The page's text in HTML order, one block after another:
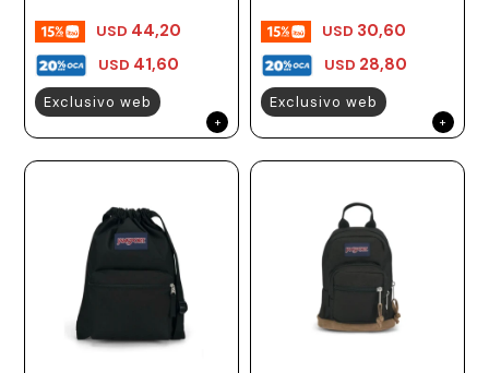
USD 41,60
USD 44,20
Exclusivo web
USD 28,80
USD 30,60
Exclusivo web